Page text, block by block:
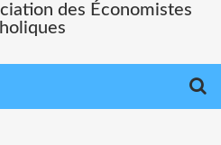
des Économistes